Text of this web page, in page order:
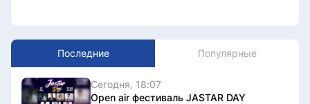
Последние Популярные
Сегодня, 18:07
Open air фестиваль JASTAR DAY